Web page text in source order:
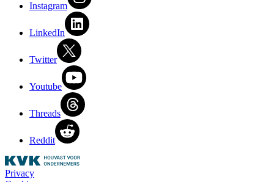
Instagram
LinkedIn
Twitter
Youtube
Threads
Reddit
Privacy